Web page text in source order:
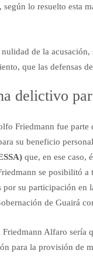
lo resuelto esta
de la
que las defensas
delictivo
Friedmann fue parte
su beneficio
que, en ese caso,
se posibilitó
su participación
de Guairá
Alfaro
para la provisión de